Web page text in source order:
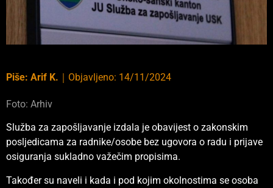
Piše: Arif K. ｜ Objavljeno: 14/11/2024
Foto: Arhiv
Služba za zapošljavanje izdala je obavijest o zakonskim
posljedicama za radnike/osobe bez ugovora o radu i prijave
osiguranja sukladno važečim propisima.
Također su naveli i kada i pod kojim okolnostima se osoba